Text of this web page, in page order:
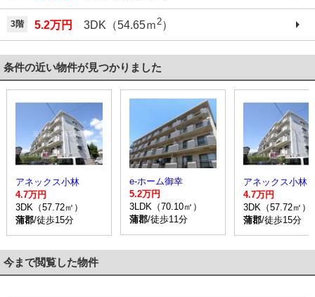
3階 5.2万円 3DK（54.65ｍ 2）
条件の近い物件が見つかりました
アネックス小林
4.7万円
3DK（57.72㎡）
蒲郡/徒歩15分
e-ホーム御幸
5.2万円
3LDK（70.10㎡）
蒲郡/徒歩11分
アネックス小林
4.7万円
3DK（57.72㎡）
蒲郡/徒歩15分
今まで閲覧した物件